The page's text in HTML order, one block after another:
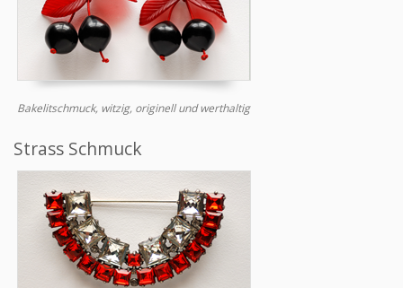
Bakelitschmuck, witzig, originell und werthaltig
Strass Schmuck